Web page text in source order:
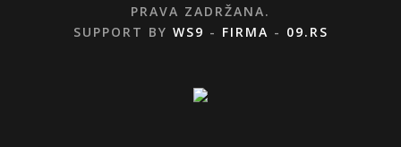
PRAVA ZADRŽANA.
SUPPORT BY WS9 - FIRMA - 09.RS